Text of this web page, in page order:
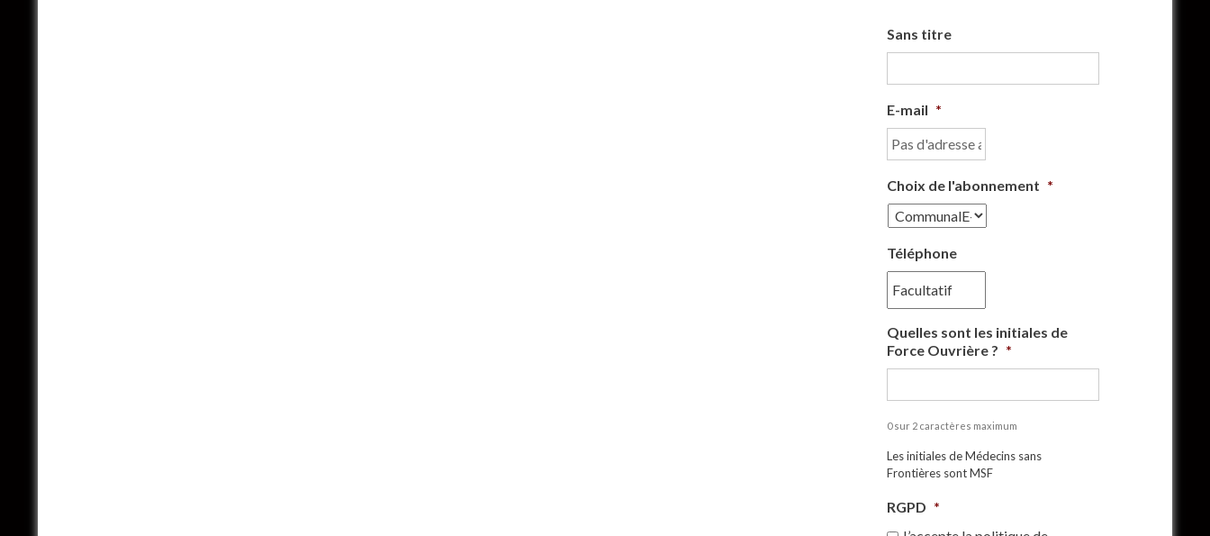
Sans titre
E-mail *
Choix de l'abonnement *
Téléphone
Quelles sont les initiales de
Force Ouvrière ? *
0 sur 2 caractères maximum
Les initiales de Médecins sans
Frontières sont MSF
RGPD *